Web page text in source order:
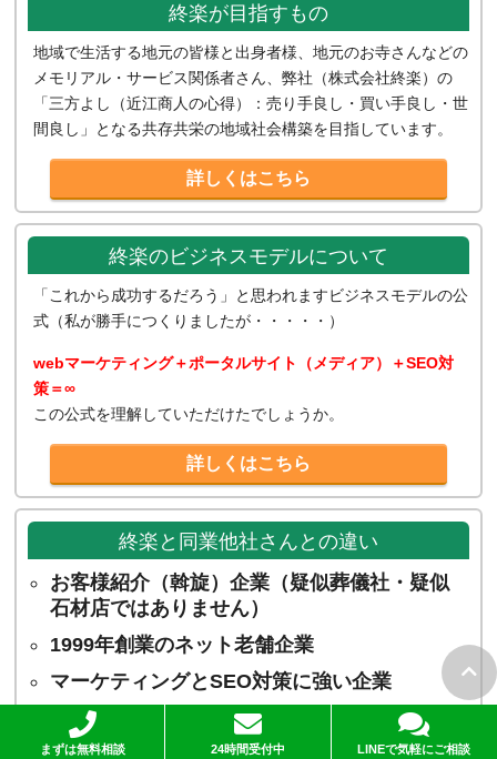
終楽が目指すもの
地域で生活する地元の皆様と出身者様、地元のお寺さんなどの
メモリアル・サービス関係者さん、弊社（株式会社終楽）の
「三方よし（近江商人の心得）：売り手良し・買い手良し・世
間良し」となる共存共栄の地域社会構築を目指しています。
詳しくはこちら
終楽のビジネスモデルについて
「これから成功するだろう」と思われますビジネスモデルの公
式（私が勝手につくりましたが・・・・・）
webマーケティング＋ポータルサイト（メディア）＋SEO対
策＝∞
この公式を理解していただけたでしょうか。
詳しくはこちら
終楽と同業他社さんとの違い
お客様紹介（斡旋）企業（疑似葬儀社・疑似
石材店ではありません）
1999年創業のネット老舗企業
マーケティングとSEO対策に強い企業
葬送サービスに特化した企業
弊社社長の出自は流通業（ゼネラル・マーチ
まずは無料相談 24時間受付中 LINEで気軽にご相談